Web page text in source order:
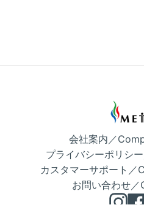
会社案内／
プライバシーポリシ
カスタマーサポート
お問い合わせ